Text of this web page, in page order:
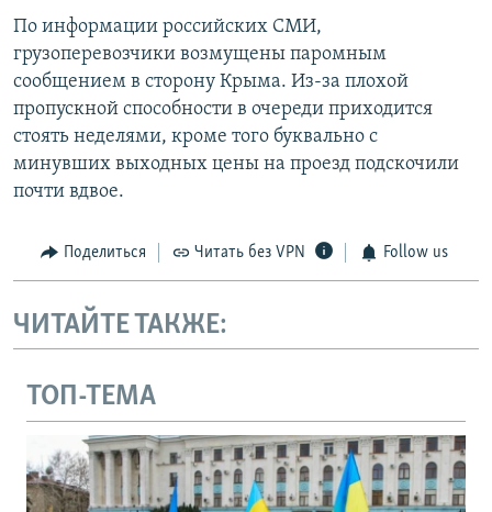
По информации российских СМИ,
грузоперевозчики возмущены паромным
сообщением в сторону Крыма. Из-за плохой
пропускной способности в очереди приходится
стоять неделями, кроме того буквально с
минувших выходных цены на проезд подскочили
почти вдвое.
Поделиться Читать без VPN Follow us
ЧИТАЙТЕ ТАКЖЕ:
ТОП-ТЕМА